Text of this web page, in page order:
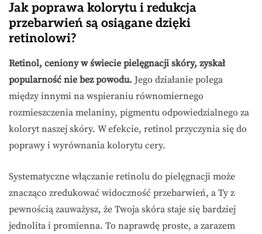
Jak poprawa kolorytu i redukcja
przebarwień są osiągane dzięki
retinolowi?
Retinol, ceniony w świecie pielęgnacji skóry, zyskał
popularność nie bez powodu. Jego działanie polega
między innymi na wspieraniu równomiernego
rozmieszczenia melaniny, pigmentu odpowiedzialnego za
koloryt naszej skóry. W efekcie, retinol przyczynia się do
poprawy i wyrównania kolorytu cery.
Systematyczne włączanie retinolu do pielęgnacji może
znacząco zredukować widoczność przebarwień, a Ty z
pewnością zauważysz, że Twoja skóra staje się bardziej
jednolita i promienna. To naprawdę proste, a zarazem